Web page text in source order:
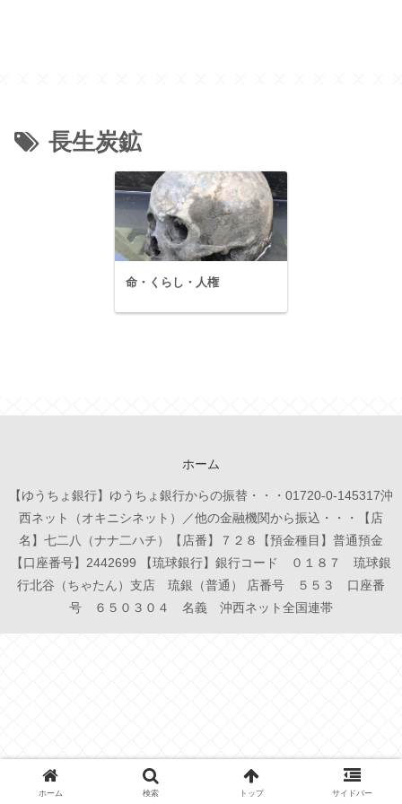
長生炭鉱
命・くらし・人権
ホーム
【ゆうちょ銀行】ゆうちょ銀行からの振替・・・01720-0-145317沖
西ネット（オキニシネット）／他の金融機関から振込・・・【店
名】七二八（ナナ二ハチ）【店番】７２８【預金種目】普通預金
【口座番号】2442699 【琉球銀行】銀行コード ０１８７ 琉球銀
行北谷（ちゃたん）支店 琉銀（普通） 店番号 ５５３ 口座番
号 ６５０３０４ 名義 沖西ネット全国連帯
ホーム 検索 トップ サイドバー